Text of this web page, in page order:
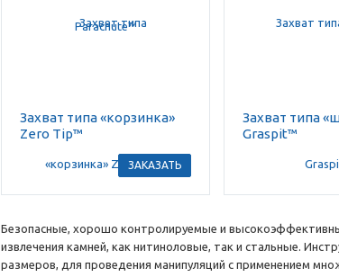
Захват типа «корзинка»
Zero Tip™
ЗАКАЗАТЬ
Захват типа
Graspit™
Безопасные, хорошо контролируемые и
извлечения камней, как нитиноловые, так и стальные.
размеров, для проведения манипуляций с применением